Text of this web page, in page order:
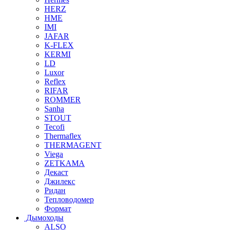
HERZ
HME
IMI
JAFAR
K-FLEX
KERMI
LD
Luxor
Reflex
RIFAR
ROMMER
Sanha
STOUT
Tecofi
Thermaflex
THERMAGENT
Viega
ZETKAMA
Декаст
Джилекс
Ридан
Тепловодомер
Формат
Дымоходы
ALSO